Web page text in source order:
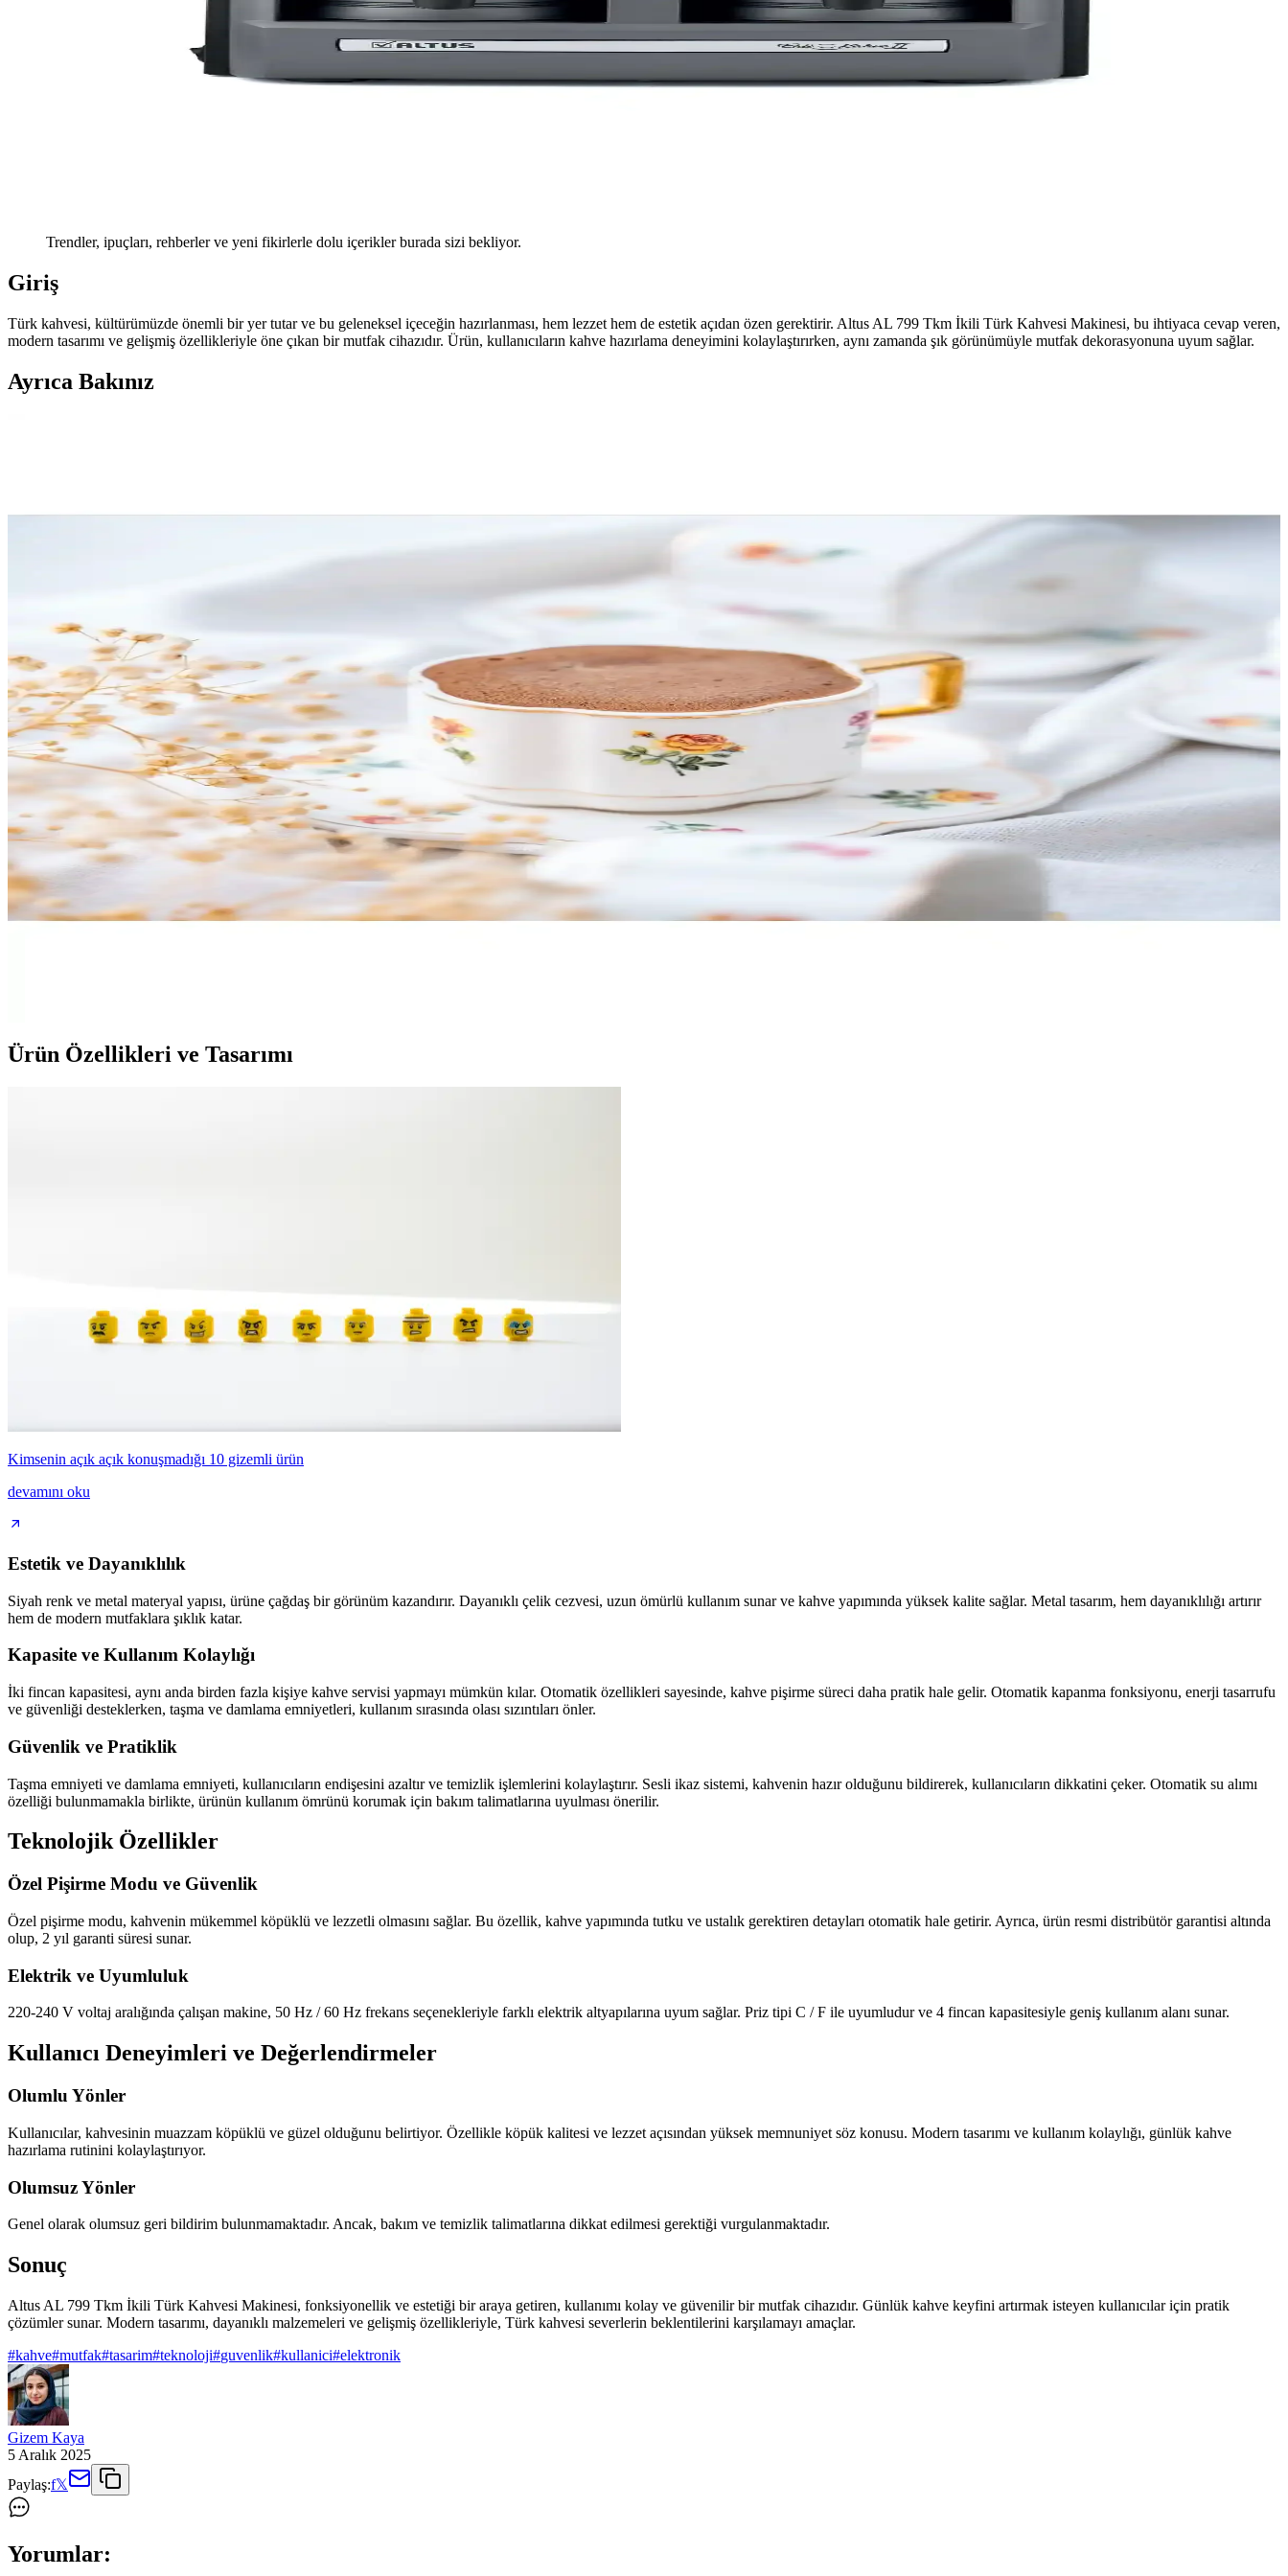
Trendler, ipuçları, rehberler ve yeni fikirlerle dolu içerikler burada sizi bekliyor.
Giriş
Türk kahvesi, kültürümüzde önemli bir yer tutar ve bu geleneksel içeceğin hazırlanması, hem lezzet hem de estetik açıdan özen gerektirir. Altus AL 799 Tkm İkili Türk Kahvesi Makinesi, bu ihtiyaca cevap veren,
modern tasarımı ve gelişmiş özellikleriyle öne çıkan bir mutfak cihazıdır. Ürün, kullanıcıların kahve hazırlama deneyimini kolaylaştırırken, aynı zamanda şık görünümüyle mutfak dekorasyonuna uyum sağlar.
Ayrıca Bakınız
Kahve İstasyonunuzun Düzeninde İşlevsellik ve Estetik Uyumu Sağlama Yöntemleri
Kahve istasyonlarında işlevsellik ve estetik uyumu sağlamak için yapılan yaygın hatalar ve düzenleme ipuçları ele alınıyor. Alanın amacına uygun, dengeli ve fonksiyonel bir düzen nasıl oluşturulur anlatılıyor.
Karaca Hatır Hüps Quartz Közde Türk Kahve Makinesi Modern Tasarım ve Fonksiyonellik
Karaca Hatır Hüps Quartz, modern tasarımı ve gelişmiş özellikleriyle geleneksel Türk kahvesini kolayca hazırlayan pratik bir cihazdır. Otomatik sistemleri ve geniş kapasitesiyle kahve tutkunlarının favorisi olur.
Bosch TSM6A011W ve Musullu Kahve Baharat Öğütücü Karşılaştırması
Bosch TSM6A011W ve Musullu kahve ve baharat öğütücüsü arasındaki farklar, özellikler ve kullanıcı yorumlarıyla en uygun seçimi yapmanıza yardımcı olur.
Kahve Servis Tabaklarıyla Dekorasyonda Zarafetin Yeni Adresi ve Modern Trendler
Kahve servis tabakları, dekorasyonda estetik ve fonksiyonelliği bir araya getirerek mekanlara şıklık katıyor. Malzeme ve tasarım seçenekleriyle modern trendleri takip edin.
Nehir Ece 6 Kişilik 12 Parça Porselen Kahve Fincan Takımı Modern ve Retro Tasarım
Nehir Ece'nin 6 kişilik 12 parça porselen kahve fincan takımı, modern ve retro tasarımıyla şıklık ve dayanıklılığı bir araya getirir. Uzun ömürlü kullanım ve kolay bakım sağlar.
Genel Markalar 24 Parça Papatya Kahve Sunum Seti Modern ve Şık Tasarım ile Dayanıklı Kullanım
Şık ve dayanıklı seramik kahve seti, 6 kişilik kapasitesi ve modern tasarımıyla ev ve sosyal etkinlikleriniz için ideal, estetik ve fonksiyonel bir seçim.
Ürün Özellikleri ve Tasarımı
Kimsenin açık açık konuşmadığı 10 gizemli ürün
devamını oku
Estetik ve Dayanıklılık
Siyah renk ve metal materyal yapısı, ürüne çağdaş bir görünüm kazandırır. Dayanıklı çelik cezvesi, uzun ömürlü kullanım sunar ve kahve yapımında yüksek kalite sağlar. Metal tasarım, hem dayanıklılığı artırır
hem de modern mutfaklara şıklık katar.
Kapasite ve Kullanım Kolaylığı
İki fincan kapasitesi, aynı anda birden fazla kişiye kahve servisi yapmayı mümkün kılar. Otomatik özellikleri sayesinde, kahve pişirme süreci daha pratik hale gelir. Otomatik kapanma fonksiyonu, enerji tasarrufu
ve güvenliği desteklerken, taşma ve damlama emniyetleri, kullanım sırasında olası sızıntıları önler.
Güvenlik ve Pratiklik
Taşma emniyeti ve damlama emniyeti, kullanıcıların endişesini azaltır ve temizlik işlemlerini kolaylaştırır. Sesli ikaz sistemi, kahvenin hazır olduğunu bildirerek, kullanıcıların dikkatini çeker. Otomatik su alımı
özelliği bulunmamakla birlikte, ürünün kullanım ömrünü korumak için bakım talimatlarına uyulması önerilir.
Teknolojik Özellikler
Özel Pişirme Modu ve Güvenlik
Özel pişirme modu, kahvenin mükemmel köpüklü ve lezzetli olmasını sağlar. Bu özellik, kahve yapımında tutku ve ustalık gerektiren detayları otomatik hale getirir. Ayrıca, ürün resmi distribütör garantisi altında
olup, 2 yıl garanti süresi sunar.
Elektrik ve Uyumluluk
220-240 V voltaj aralığında çalışan makine, 50 Hz / 60 Hz frekans seçenekleriyle farklı elektrik altyapılarına uyum sağlar. Priz tipi C / F ile uyumludur ve 4 fincan kapasitesiyle geniş kullanım alanı sunar.
Kullanıcı Deneyimleri ve Değerlendirmeler
Olumlu Yönler
Kullanıcılar, kahvesinin muazzam köpüklü ve güzel olduğunu belirtiyor. Özellikle köpük kalitesi ve lezzet açısından yüksek memnuniyet söz konusu. Modern tasarımı ve kullanım kolaylığı, günlük kahve
hazırlama rutinini kolaylaştırıyor.
Olumsuz Yönler
Genel olarak olumsuz geri bildirim bulunmamaktadır. Ancak, bakım ve temizlik talimatlarına dikkat edilmesi gerektiği vurgulanmaktadır.
Sonuç
Altus AL 799 Tkm İkili Türk Kahvesi Makinesi, fonksiyonellik ve estetiği bir araya getiren, kullanımı kolay ve güvenilir bir mutfak cihazıdır. Günlük kahve keyfini artırmak isteyen kullanıcılar için pratik
çözümler sunar. Modern tasarımı, dayanıklı malzemeleri ve gelişmiş özellikleriyle, Türk kahvesi severlerin beklentilerini karşılamayı amaçlar.
#kahve#mutfak#tasarim#teknoloji#guvenlik#kullanici#elektronik
Gizem Kaya
5 Aralık 2025
Paylaş:f𝕏
Yorumlar: